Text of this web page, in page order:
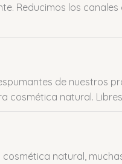
Reducimos los
de nuestros
cosmética natural.
natural,